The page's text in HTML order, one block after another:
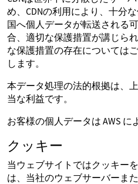
め、CDNの利用により、十分
国へ個人データが転送される
合、適切な保護措置が講じら
な保護措置の存在については
します。
本データ処理の法的根拠は、
当な利益です。
お客様の個人データは AWS に
クッキー
当ウェブサイトではクッキー
は、当社のウェブサーバーま